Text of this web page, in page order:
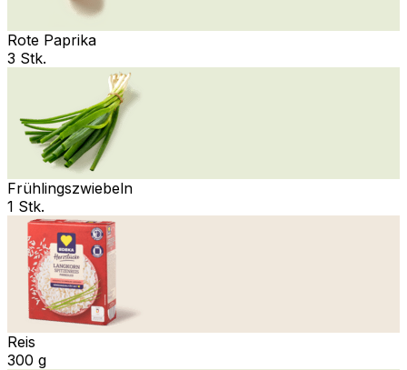
Rote Paprika
3 Stk.
Frühlingszwiebeln
1 Stk.
Reis
300 g